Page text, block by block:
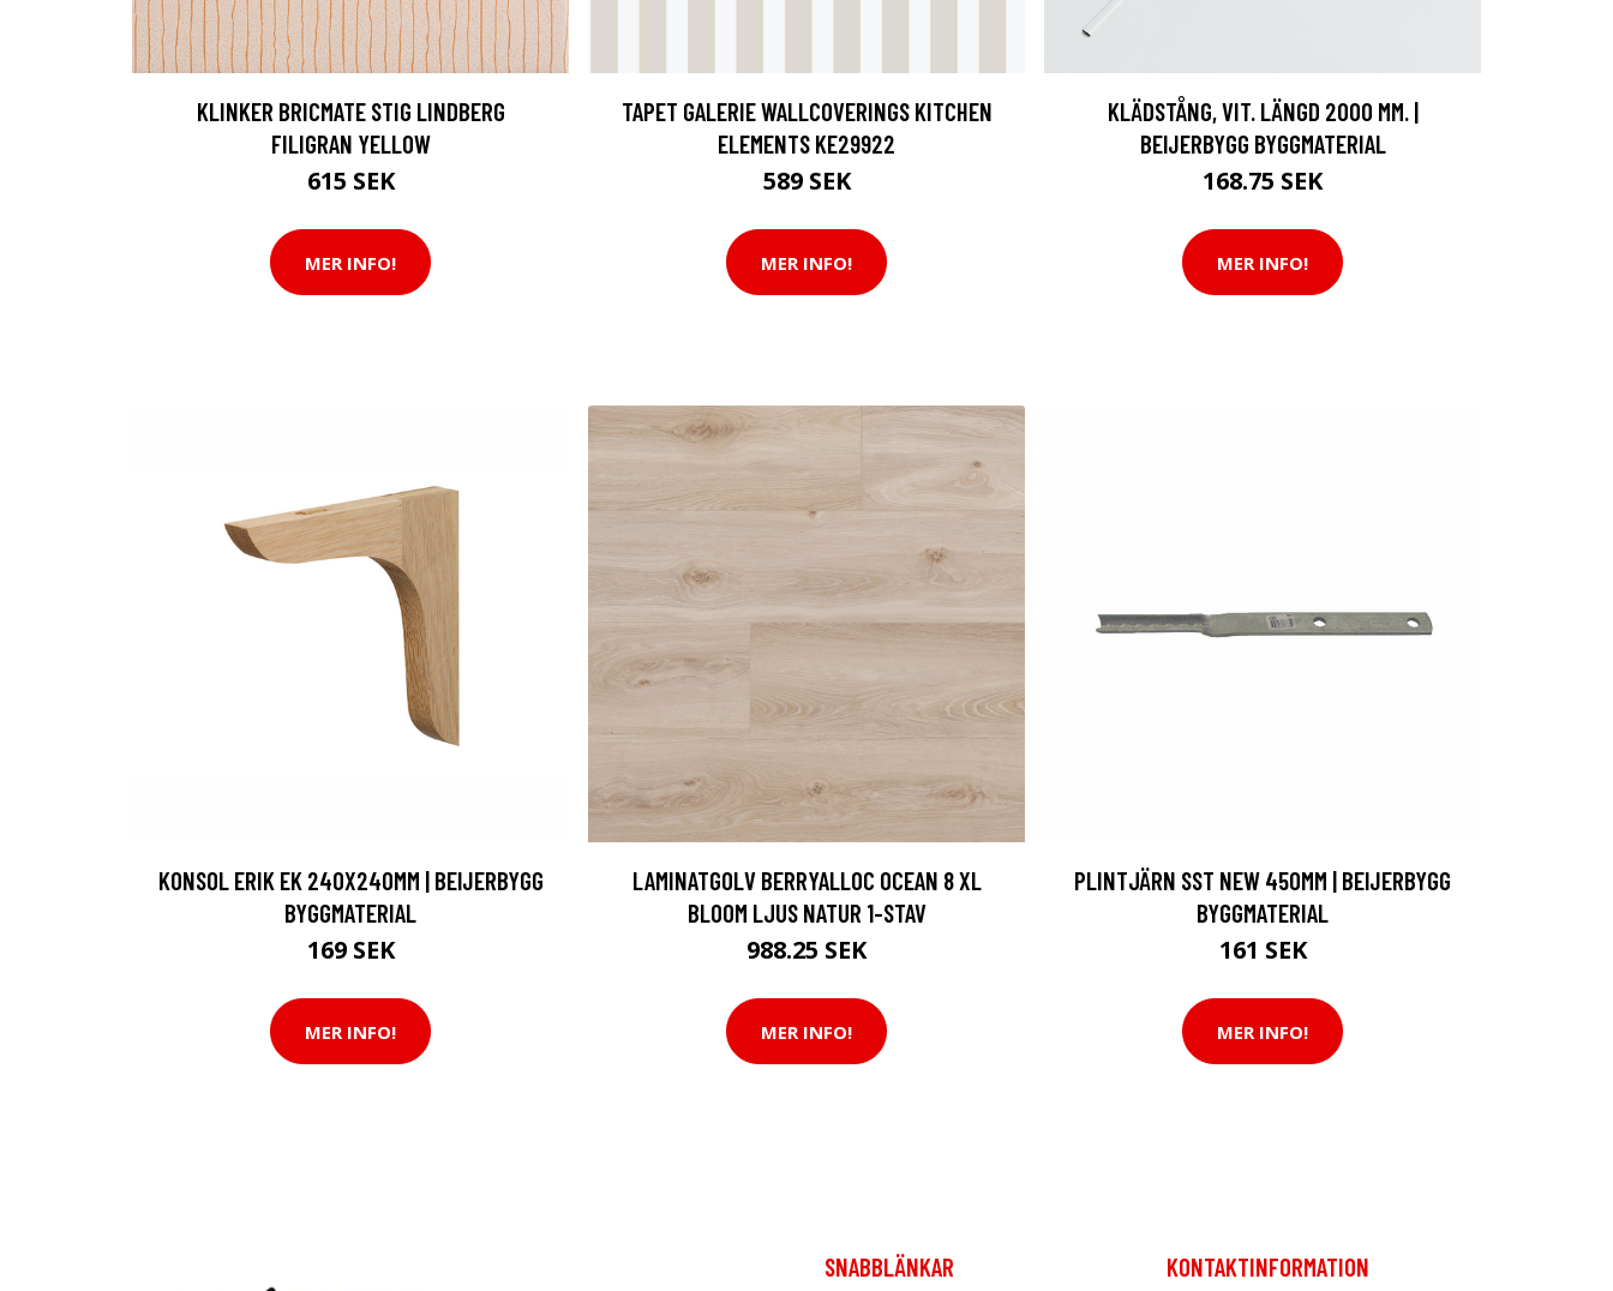
KLINKER BRICMATE STIG LINDBERG
FILIGRAN YELLOW
615 SEK
MER INFO!
TAPET GALERIE WALLCOVERINGS KITCHEN
ELEMENTS KE29922
589 SEK
MER INFO!
KLÄDSTÅNG, VIT. LÄNGD 2000 MM. |
BEIJERBYGG BYGGMATERIAL
168.75 SEK
MER INFO!
KONSOL ERIK EK 240X240MM | BEIJERBYGG
BYGGMATERIAL
169 SEK
MER INFO!
LAMINATGOLV BERRYALLOC OCEAN 8 XL
BLOOM LJUS NATUR 1-STAV
988.25 SEK
MER INFO!
PLINTJÄRN SST NEW 450MM | BEIJERBYGG
BYGGMATERIAL
161 SEK
MER INFO!
SNABBLÄNKAR KONTAKTINFORMATION